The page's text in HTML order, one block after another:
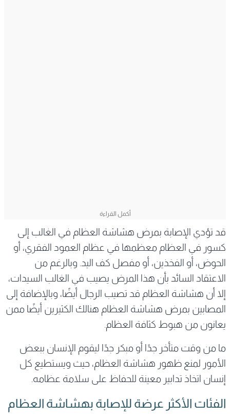
قد تؤدي الإصابة بمرض هشاشة العظام في الغالب إلى
كسور في العظام معظمها في عظام العمود الفقري، أو
الحوض، أو الفخذين، أو مفصل كف اليد. وبالرغم من
الاعتقاد السائد بأن هذا المرض يصيب في الغالب السيدات،
إلا أن هشاشة العظام قد تصيب الرجال أيضًا، وبالإضافة إلى
المصابين بمرض هشاشة العظام هنالك الكثيرين أيضًا ممن
يعانون من هبوط كثافة العظام.
ما من وقت متأخر جدًا أو مبكر جدًا ليقوم الإنسان ببعض
الأمور لمنع ظهور هشاشة العظام، حيث ويستطيع كل
إنسان اتخاذ تدابير معينة للحفاظ على سلامة عظامه.
الفئات الأكثر عرضة للإصابة بهشاشة العظام